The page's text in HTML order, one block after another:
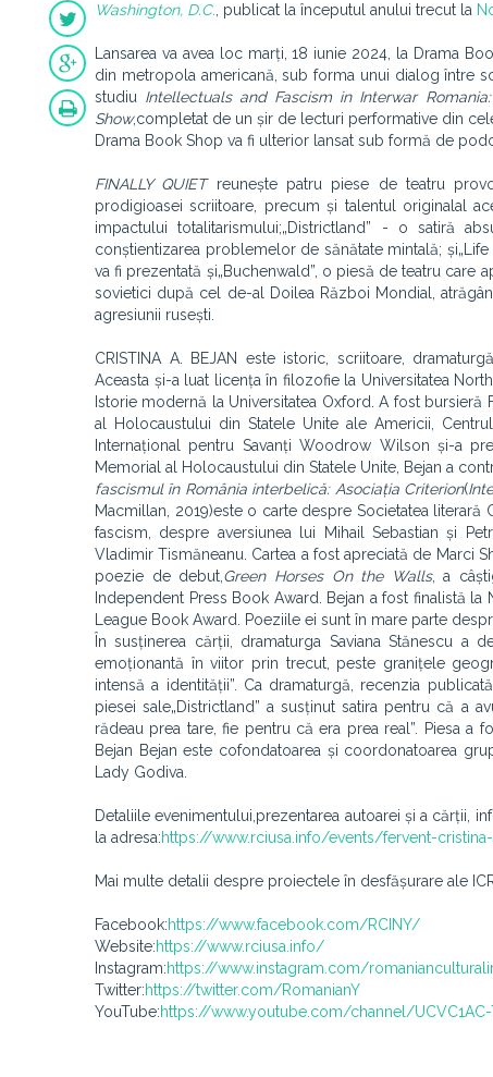
Washington, D.C. publicat la începutul anului trecut la
Lansarea va avea loc marți, 18 iunie 2024, la Drama
din metropola americană, sub forma unui dialog între
studiu Intellectuals and Fascism in Interwar
Show,completat de un șir de lecturi performative din
Drama Book Shop va fi ulterior lansat sub formă de
FINALLY QUIETreunește patru piese de teatru
prodigioasei scriitoare, precum și talentul originalal
impactului totalitarismului;„Districtland” - o satiră
conștientizarea problemelor de sănătate mintală;
va fi prezentată și„Buchenwald”, o piesă de teatru
sovietici după cel de-al Doilea Război Mondial,
agresiunii rusești.
CRISTINA A. BEJAN este istoric, scriitoare,
Aceasta și-a luat licența în filozofie la Universitatea
Istorie modernă la Universitatea Oxford. A fost
al Holocaustului din Statele Unite ale Americii,
Internațional pentru Savanți Woodrow Wilson și-a
Memorial al Holocaustului din Statele Unite, Bejan a
fascismul în România interbelică: Asociația Criterion(
Macmillan, 2019)este o carte despre Societatea
fascism, despre aversiunea lui Mihail Sebastian și
Vladimir Tismăneanu. Cartea a fost apreciată de Marci
poezie de debut, Green Horses On the Walls, a
Independent Press Book Award. Bejan a fost finalistă
League Book Award. Poeziile ei sunt în mare parte
În susținerea cărții, dramaturga Saviana Stănescu
emoționantă în viitor prin trecut, peste granițele
intensă a identității”. Ca dramaturgă, recenzia
piesei sale„Districtland” a susținut satira pentru că
rădeau prea tare, fie pentru că era prea real”. Piesa
Bejan Bejan este cofondatoarea și coordonatoarea
Lady Godiva.
Detaliile evenimentului,prezentarea autoarei și a cărții,
la adresa:https://www.rciusa.info/events/fervent-
Mai multe detalii despre proiectele în desfășurare ale
Facebook:https://www.facebook.com/RCINY/
Website:https://www.rciusa.info/
Instagram:https://www.instagram.com/
Twitter:https://twitter.com/RomanianY
YouTube:https://www.youtube.com/channel/